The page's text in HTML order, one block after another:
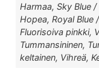
Harmaa, Sky Blue
Hopea, Royal Blue
Fluorisoiva pinkki,
Tummansininen,
keltainen, Vihreä,